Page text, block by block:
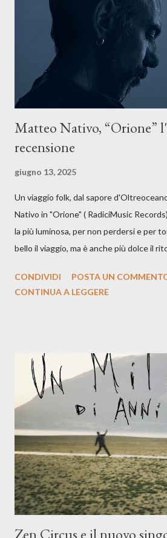
anche quando l’aria sembra farsi più
dichiarazione d’intenti: Cico Messina
artistico con una composizi...
Matteo Nativo, “Orione”
recensione
giugno 13, 2025
Un viaggio folk, dal sapore
Nativo in "Orione" ( RadiciMusic
la più luminosa, per non perdersi e per
bello il viaggio, ma è anche più dolce il
indubbiamente matura e consapevole
Dicevamo. Ed è da qui che il nostro
musicale, con " Che ora è" ,
moglie, del senso di sconfitta e del caldo
giusta condizione di sopraffazione: "Non
è, di questa estate che...". E' raro fare
cover, ma...
CONDIVIDI
POSTA UN
CONTINUA A LEGGERE
Zen Circus e il nuovo